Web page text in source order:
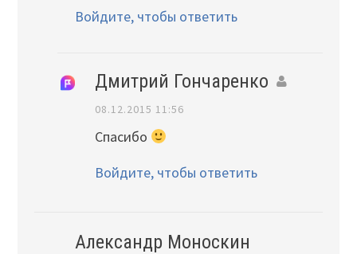
Войдите, чтобы ответить
Дмитрий Гончаренко
08.12.2015 11:56
Спасибо
Войдите, чтобы ответить
Александр Моноскин